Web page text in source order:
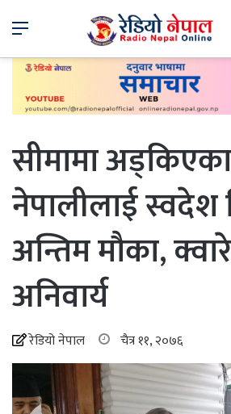
Menu
सीमामा अड्किएका
नेपालीलाई स्वदेश
अन्तिम मौका,
अनिवार्य
रेडियो नेपाल चैत्र ११, २०७६